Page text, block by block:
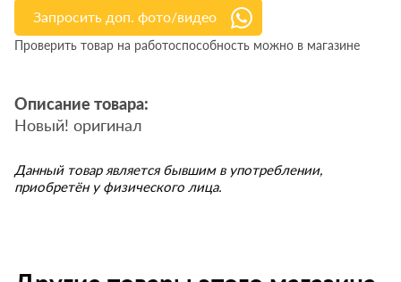
Запросить доп. фото/видео
Проверить товар на работоспособность можно в магазине
Описание товара:
Новый! оригинал
Данный товар является бывшим в употреблении,
приобретён у физического лица.